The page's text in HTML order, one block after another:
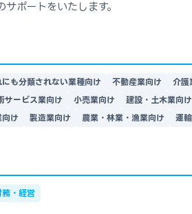
ポートをいたします。
にも分類されない業種向け 不動産業向け 介護
サービス業向け 小売業向け 建設・土木業向け
け 製造業向け 農業・林業・漁業向け 運
・経営